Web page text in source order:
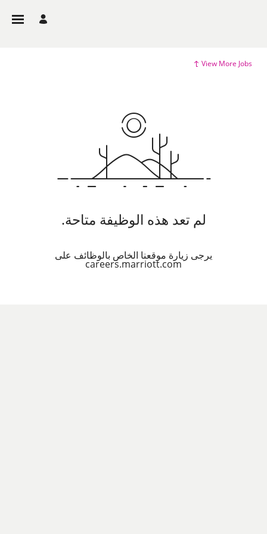
View More Jobs
لم تعد هذه الوظيفة متاحة.
يرجى زيارة موقعنا الخاص بالوظائف على
careers.marriott.com